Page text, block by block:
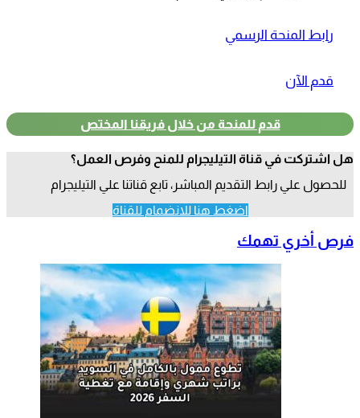
رابط المنحة الرسمي
قدم الآن
قدم للمنحة من خلال فريقنا المختص
هل اشتركت في قناة التيليجرام للمنح وفرص العمل؟
للحصول علي رابط التقديم المباشر، تابع قناتنا علي التيليجرام
اضغط هنا للانضمام للقناة
فرص أخري تهمك